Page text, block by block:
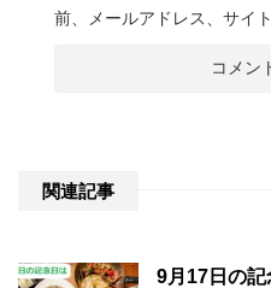
前、メールアドレス、サイ
関連記事
9月17日の